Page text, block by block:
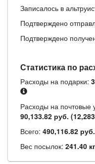
Записалось в
Подтверждено
Подтверждено
Статистика по
Расходы на подарки:
Расходы на почтовые
90,133.82 руб.
Всего: 490,116.82
Вес посылок: 241.40